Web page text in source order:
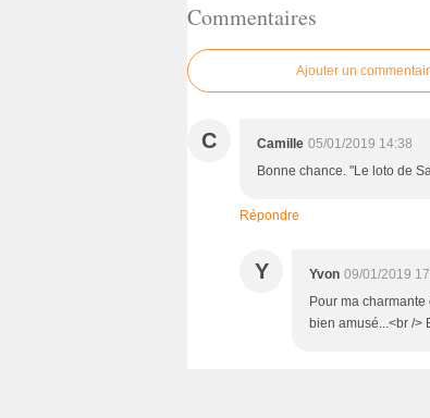
Commentaires
Ajouter un
C Camille 05/01/2019 14:38
Bonne chance. "Le loto de
Répondre
Y Yvon 09/01/2019
Pour ma
bien amusé...<br />